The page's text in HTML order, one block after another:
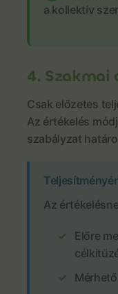
a kollektív
4. Szakmai
Csak előzetes
Az értékelés
szabályzat
Az
Előre